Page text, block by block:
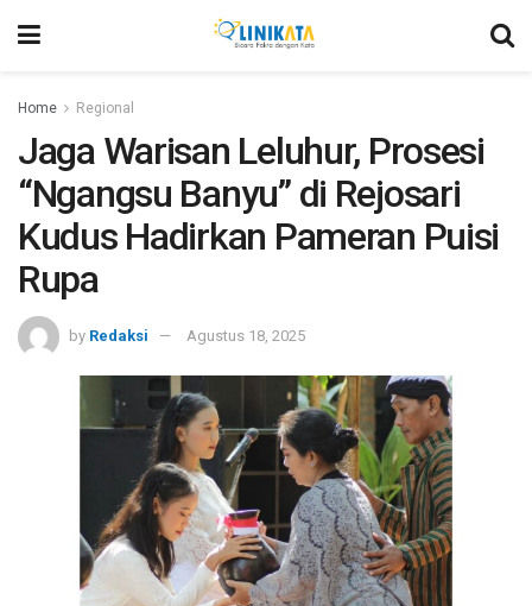
Home Regional
Jaga Warisan Leluhur, Prosesi
“Ngangsu Banyu” di Rejosari
Kudus Hadirkan Pameran Puisi
Rupa
by Redaksi Agustus 18, 2025